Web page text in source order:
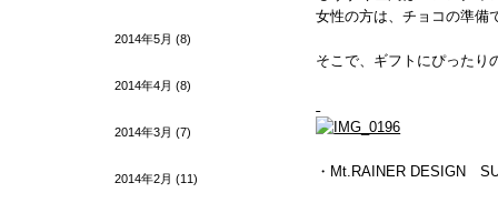
2014年5月 (8)
2014年4月 (8)
2014年3月 (7)
2014年2月 (11)
女性の方は、チョコの準
そこで、ギフトにぴったり
・Mt.RAINER DESIGN